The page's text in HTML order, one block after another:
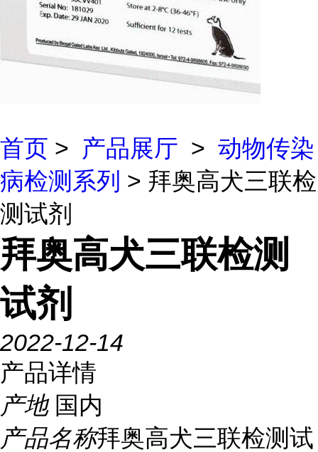
首页 > 产品展厅 > 动物传染
病检测系列 > 拜奥高犬三联检
测试剂
拜奥高犬三联检测
试剂
2022-12-14
产品详情
产地 国内
产品名称拜奥高犬三联检测试